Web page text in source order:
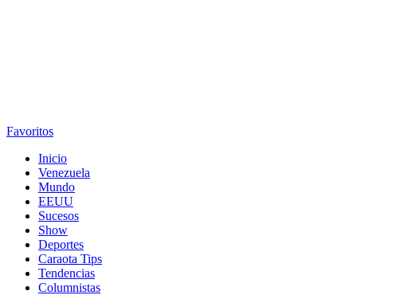
Favoritos
Inicio
Venezuela
Mundo
EEUU
Sucesos
Show
Deportes
Caraota Tips
Tendencias
Columnistas